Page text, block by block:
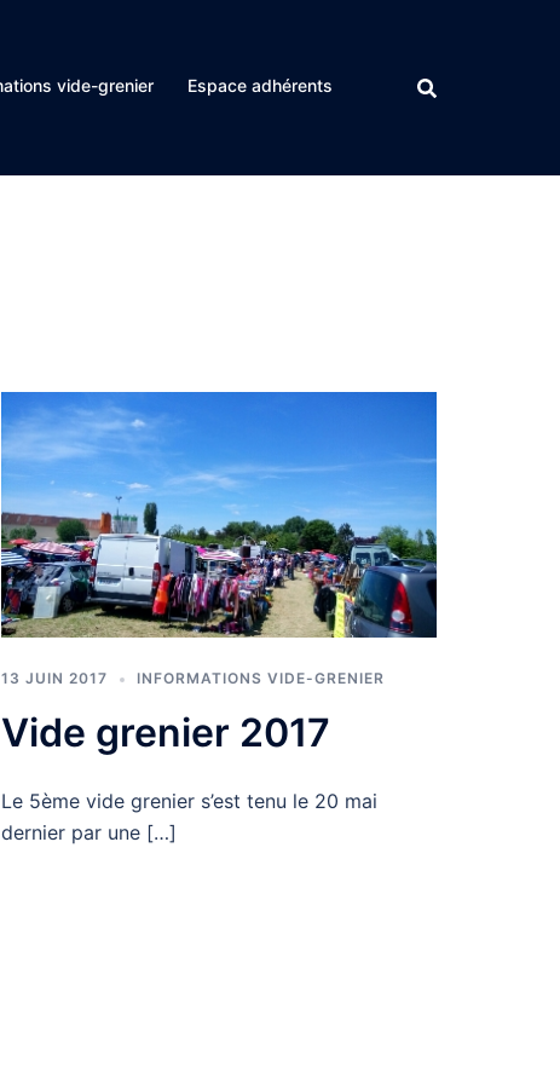
vide-grenier Espace adhérents
13 JUIN 2017 INFORMATIONS VIDE-GRENIER
Vide grenier 2017
Le 5ème vide grenier s’est tenu le 20 mai
dernier par une […]